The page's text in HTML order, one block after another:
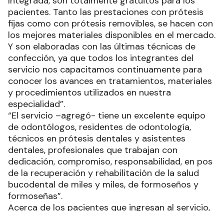
pacientes. Tanto las prestaciones con prótesis
fijas como con prótesis removibles, se hacen con
los mejores materiales disponibles en el mercado.
Y son elaboradas con las últimas técnicas de
confección, ya que todos los integrantes del
servicio nos capacitamos continuamente para
conocer los avances en tratamientos, materiales
y procedimientos utilizados en nuestra
especialidad”.
“El servicio –agregó- tiene un excelente equipo
de odontólogos, residentes de odontología,
técnicos en prótesis dentales y asistentes
dentales, profesionales que trabajan con
dedicación, compromiso, responsabilidad, en pos
de la recuperación y rehabilitación de la salud
bucodental de miles y miles, de formoseños y
formoseñas”.
Acerca de los pacientes que ingresan al servicio,